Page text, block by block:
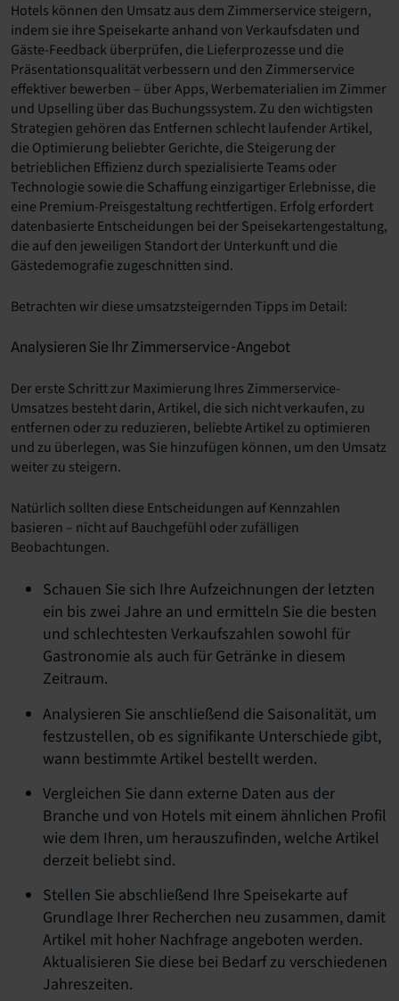
Hotels können den Umsatz aus dem Zimmerservice steigern,
indem sie ihre Speisekarte anhand von Verkaufsdaten und
Gäste-Feedback überprüfen, die Lieferprozesse und die
Präsentationsqualität verbessern und den Zimmerservice
effektiver bewerben – über Apps, Werbematerialien im Zimmer
und Upselling über das Buchungssystem. Zu den wichtigsten
Strategien gehören das Entfernen schlecht laufender Artikel,
die Optimierung beliebter Gerichte, die Steigerung der
betrieblichen Effizienz durch spezialisierte Teams oder
Technologie sowie die Schaffung einzigartiger Erlebnisse, die
eine Premium-Preisgestaltung rechtfertigen. Erfolg erfordert
datenbasierte Entscheidungen bei der Speisekartengestaltung,
die auf den jeweiligen Standort der Unterkunft und die
Gästedemografie zugeschnitten sind.
Betrachten wir diese umsatzsteigernden Tipps im Detail:
Analysieren Sie Ihr Zimmerservice-Angebot
Der erste Schritt zur Maximierung Ihres Zimmerservice-
Umsatzes besteht darin, Artikel, die sich nicht verkaufen, zu
entfernen oder zu reduzieren, beliebte Artikel zu optimieren
und zu überlegen, was Sie hinzufügen können, um den Umsatz
weiter zu steigern.
Natürlich sollten diese Entscheidungen auf Kennzahlen
basieren – nicht auf Bauchgefühl oder zufälligen
Beobachtungen.
Schauen Sie sich Ihre Aufzeichnungen der letzten
ein bis zwei Jahre an und ermitteln Sie die besten
und schlechtesten Verkaufszahlen sowohl für
Gastronomie als auch für Getränke in diesem
Zeitraum.
Analysieren Sie anschließend die Saisonalität, um
festzustellen, ob es signifikante Unterschiede gibt,
wann bestimmte Artikel bestellt werden.
Vergleichen Sie dann externe Daten aus der
Branche und von Hotels mit einem ähnlichen Profil
wie dem Ihren, um herauszufinden, welche Artikel
derzeit beliebt sind.
Stellen Sie abschließend Ihre Speisekarte auf
Grundlage Ihrer Recherchen neu zusammen, damit
Artikel mit hoher Nachfrage angeboten werden.
Aktualisieren Sie diese bei Bedarf zu verschiedenen
Jahreszeiten.